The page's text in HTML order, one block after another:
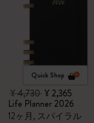
Quick Shop
¥ 4,730¥ 2,365
Life Planner 2026
12ヶ月, スパイラル